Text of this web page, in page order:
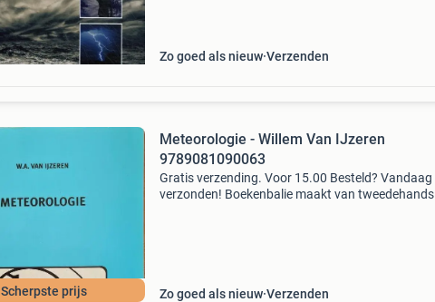
Zo goed als nieuw Verzenden
Scherpste prijs
Meteorologie - Willem Van IJzeren
9789081090063
Gratis verzending. Voor 15.00 Besteld? Vandaag
verzonden! Boekenbalie maakt van tweedehands
Zo goed als nieuw Verzenden